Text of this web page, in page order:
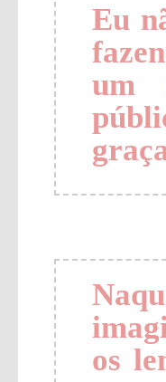
Eu
um
os